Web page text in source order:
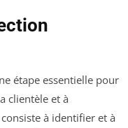
étape essentielle pour
clientèle et à
à identifier et à